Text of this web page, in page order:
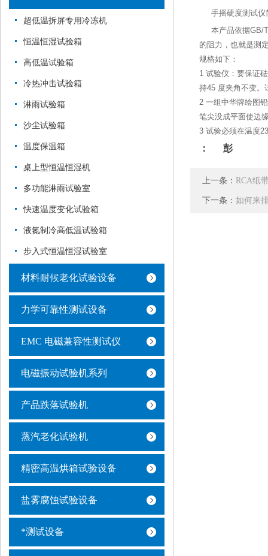
超低温拆屏专用冷冻机
恒温恒湿试验箱
高低温试验箱
冷热冲击试验箱
淋雨试验箱
沙尘试验箱
温度保温箱
桌上型恒温恒湿机
多功能淋雨试验室
快速温度变化试验箱
液氮制冷高低温试验箱
步入式恒温恒湿试验室
材料耐候老化试验设备
力学可靠性测试设备
EMC 电磁兼容性测试仪
电磁振动试验机系列
产品跌落试验机
蒸汽老化试验机
精密高温烘箱试验设备
盐雾腐蚀试验设备
*测试设备
手摇硬度测试仪
本产品依据GB/
的阻力，也就是测
规格如下：
1 试验仪：要保证
持45 度夹角不变。
2 一组中华牌绘图
笔尖没成平面使边
3 试验必须在温度
： 彭
上一条： RCA纸
下一条： 如何来